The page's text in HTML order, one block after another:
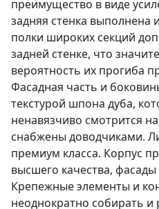
преимущество в виде
задняя стенка выполнена
полки широких секций
задней стенке, что
вероятность их прогиба
Фасадная часть и
текстурой шпона дуба,
ненавязчиво смотрится
снабжены доводчиками.
премиум класса. Корпус
высшего качества,
Крепежные элементы и
неоднократно собирать и